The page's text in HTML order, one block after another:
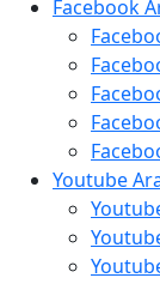
Facebook
Youtube